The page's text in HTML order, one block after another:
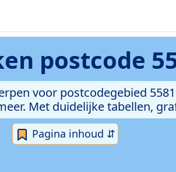
postcode
voor postcodegebied
Met duidelijke tabellen,
Pagina inhoud ⇵